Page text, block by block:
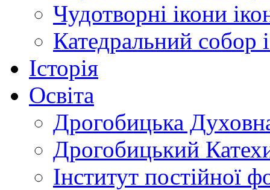
Чудотворні ікони
Катедральний собор
Історія
Освіта
Дрогобицька
Дрогобицький
Інститут постійної